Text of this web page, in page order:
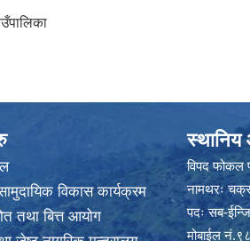
विकास कार्यक्रम
तथा बित्त आयोग
विपद फोकल
नामथरः चक्र
पदः सब-
मोबाईल